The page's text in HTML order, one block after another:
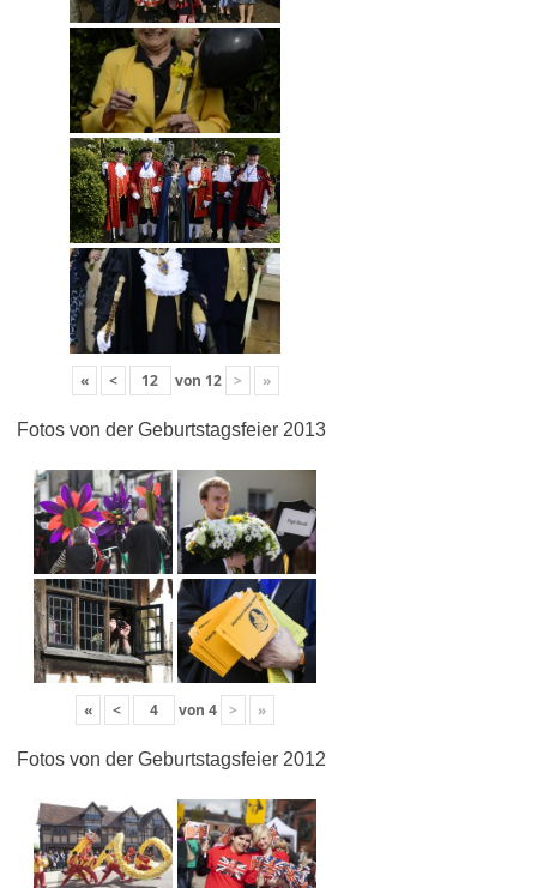
« < von 12 > »
Fotos von der Geburtstagsfeier 2013
« < von 4 > »
Fotos von der Geburtstagsfeier 2012